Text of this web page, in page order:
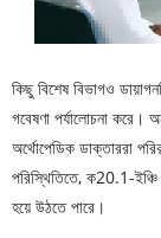
কিছু বিশেষ বিভাগও
গবেষণা পর্যালোচনা করে।
অর্থোপেডিক ডাক্তাররা
পরিস্থিতিতে, ক20.1-
হয়ে উঠতে পারে।